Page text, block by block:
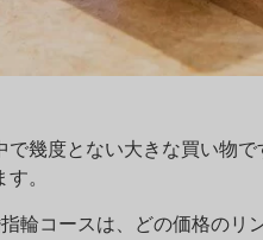
幾度とない大きな買い物
。
輪コースは、どの価格の